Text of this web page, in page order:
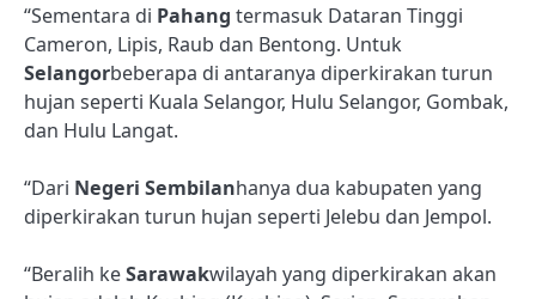
“Sementara di Pahang termasuk Dataran Tinggi
Cameron, Lipis, Raub dan Bentong. Untuk
Selangorbeberapa di antaranya diperkirakan turun
hujan seperti Kuala Selangor, Hulu Selangor, Gombak,
dan Hulu Langat.
“Dari Negeri Sembilanhanya dua kabupaten yang
diperkirakan turun hujan seperti Jelebu dan Jempol.
“Beralih keSarawakwilayah yang diperkirakan akan